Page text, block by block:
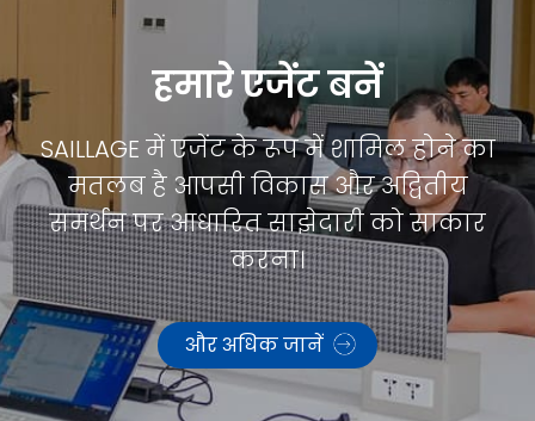
हमारे एजेंट बनें
SAILLAGE में एजेंट के रूप में शामिल होने का
मतलब है आपसी विकास और अद्वितीय
समर्थन पर आधारित साझेदारी को साकार
करना।
और अधिक जानें